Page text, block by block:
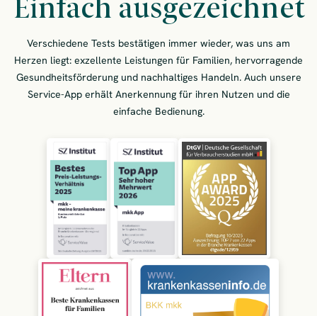
Einfach ausgezeichnet
Verschiedene Tests bestätigen immer wieder, was uns am
Herzen liegt: exzellente Leistungen für Familien, hervorragende
Gesundheitsförderung und nachhaltiges Handeln. Auch unsere
Service-App erhält Anerkennung für ihren Nutzen und die
einfache Bedienung.